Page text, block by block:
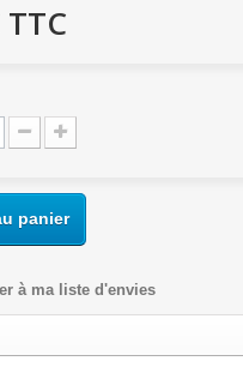
TTC
panier
à ma liste d'envies